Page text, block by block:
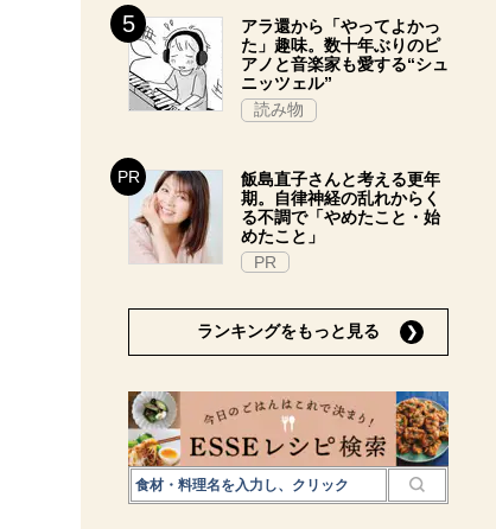
アラ還から「やってよかっ
た」趣味。数十年ぶりのピ
アノと音楽家も愛する“シュ
ニッツェル”
読み物
飯島直子さんと考える更年
期。自律神経の乱れからく
る不調で「やめたこと・始
めたこと」
PR
ランキングをもっと見る